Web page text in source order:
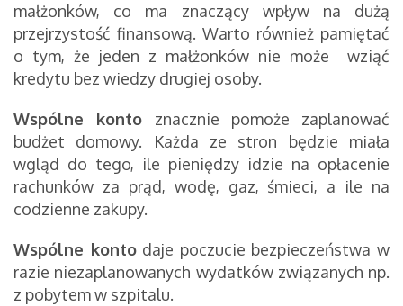
małżonków, co ma znaczący wpływ na dużą
przejrzystość finansową. Warto również pamiętać
o tym, że jeden z małżonków nie może wziąć
kredytu bez wiedzy drugiej osoby.
Wspólne konto znacznie pomoże zaplanować
budżet domowy. Każda ze stron będzie miała
wgląd do tego, ile pieniędzy idzie na opłacenie
rachunków za prąd, wodę, gaz, śmieci, a ile na
codzienne zakupy.
Wspólne kontodaje poczucie bezpieczeństwa w
razie niezaplanowanych wydatków związanych np.
z pobytem w szpitalu.